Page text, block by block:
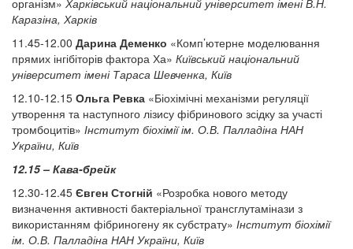
організм» Харківський національний університет імені В.Н.
Каразіна, Харків
11.45-12.00 Дарина Деменко «Комп’ютерне моделювання
прямих інгібіторів фактора Ха» Київський національний
університет імені Тараса Шевченка, Київ
12.10-12.15 Ольга Ревка «Біохімічні механізми регуляції
утворення та наступного лізису фібринового зсідку за участі
тромбоцитів» Інститут біохімії ім. О.В. Палладіна НАН
України, Київ
12.15 – Кава-брейк
12.30-12.45 Євген Стогній «Розробка нового методу
визначення активності бактеріальної трансглутамінази з
використанням фібриногену як субстрату» Інститут біохімії
ім. О.В. Палладіна НАН України, Київ